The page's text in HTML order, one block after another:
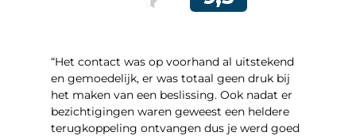
“Het contact was op voorhand al uitstekend
en gemoedelijk, er was totaal geen druk bij
het maken van een beslissing. Ook nadat er
bezichtigingen waren geweest een heldere
terugkoppeling ontvangen dus je werd goed